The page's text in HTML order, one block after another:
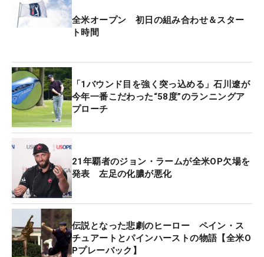
む。
「全米オープン」は2年連続の出場。同地で開催さ
ハーストでのプレーは初めてになる。これが8回目
の出場で、過去最高位は11年大会の30位タイ。トッ
プ10入り、そして上位フィニッシュを目指してい
く。
アンジュレーションがあって亀の甲羅のようなグリ
ーンが、このコースの警戒ポイントのひとつ。さら
にクラブの抜けが良くないバミューダ芝に囲まれて
いて、その難易度はより増している。そのグリーン
周りでは、ウェッジで転がすのではなくパターを試
す姿が多く見られ、この感触を高めていくことがカ
ギになっていきそうだ。
全米オープン 初日の組み合わせ＆スター
ト時間
「1バウンド目を強く突っ込める」石川遼が
今年一番こだわった“58度”のランニングア
プローチ
21年覇者のジョン・ラームが全米OP欠場を
発表 左足の化膿が悪化
伝説となった悲劇のヒーロー ペイン・ス
チュアートとパインハーストの物語【全米O
Pプレーバック】